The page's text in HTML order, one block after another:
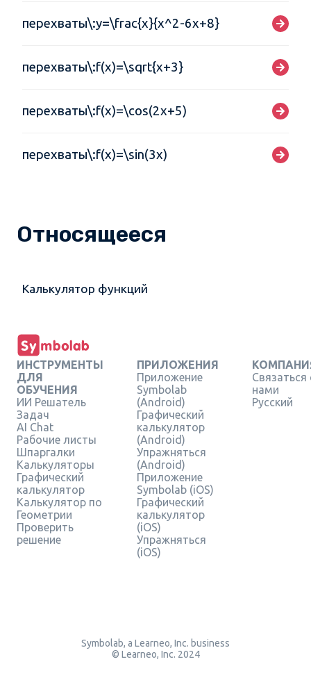
перехваты\:y=\frac{x}{x^2-6x+8}
перехваты\:f(x)=\sqrt{x+3}
перехваты\:f(x)=\cos(2x+5)
перехваты\:f(x)=\sin(3x)
Относящееся
Калькулятор функций
ИНСТРУМЕНТЫ
ДЛЯ
ОБУЧЕНИЯ
ИИ Решатель
Задач
AI Chat
Рабочие листы
Шпаргалки
Калькуляторы
Графический
калькулятор
Калькулятор по
Геометрии
Проверить
решение
ПРИЛОЖЕНИЯ
Приложение
Symbolab
(Android)
Графический
калькулятор
(Android)
Упражняться
(Android)
Приложение
Symbolab (iOS)
Графический
калькулятор
(iOS)
Упражняться
(iOS)
Связаться
нами
Русский
Symbolab, a Learneo, Inc. business
© Learneo, Inc. 2024